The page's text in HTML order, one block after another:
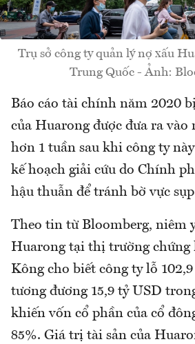
Trụ sở công ty quản lý nợ xấu
Trung Quốc - Ảnh:
Báo cáo tài chính năm 2020
của Huarong được đưa ra vào
hơn 1 tuần sau khi công ty
kế hoạch giải cứu do Chính
hậu thuẫn để tránh bờ vực
Theo tin từ Bloomberg, niêm
Huarong tại thị trường chứng
Kông cho biết công ty lỗ
tương đương 15,9 tỷ USD
khiến vốn cổ phần của cổ
85%. Giá trị tài sản của